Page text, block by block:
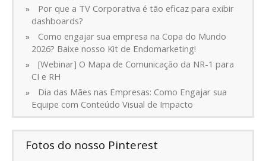
Por que a TV Corporativa é tão eficaz para exibir
dashboards?
Como engajar sua empresa na Copa do Mundo
2026? Baixe nosso Kit de Endomarketing!
[Webinar] O Mapa de Comunicação da NR-1 para
CI e RH
Dia das Mães nas Empresas: Como Engajar sua
Equipe com Conteúdo Visual de Impacto
Fotos do nosso Pinterest